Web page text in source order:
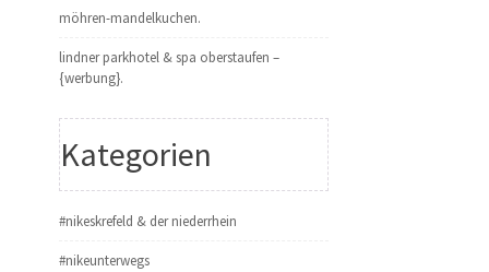
möhren-mandelkuchen.
lindner parkhotel & spa oberstaufen –
{werbung}.
Kategorien
#nikeskrefeld & der niederrhein
#nikeunterwegs